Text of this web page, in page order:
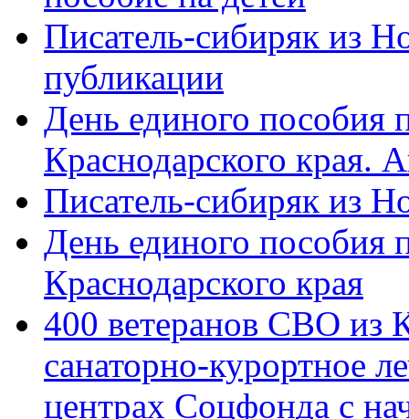
Писатель-сибиряк из
публикации
День единого пособия
Краснодарского края.
Писатель-сибиряк из
День единого пособия
Краснодарского края
400 ветеранов СВО из
санаторно-курортное
центрах Соцфонда с